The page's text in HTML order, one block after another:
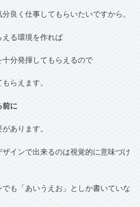
良く仕事してもらいたいですから。
る環境を作れば
分発揮してもらえるので
らえます。
前に
あります。
インで出来るのは視覚的に意味づけ
も「あいうえお」としか書いていな